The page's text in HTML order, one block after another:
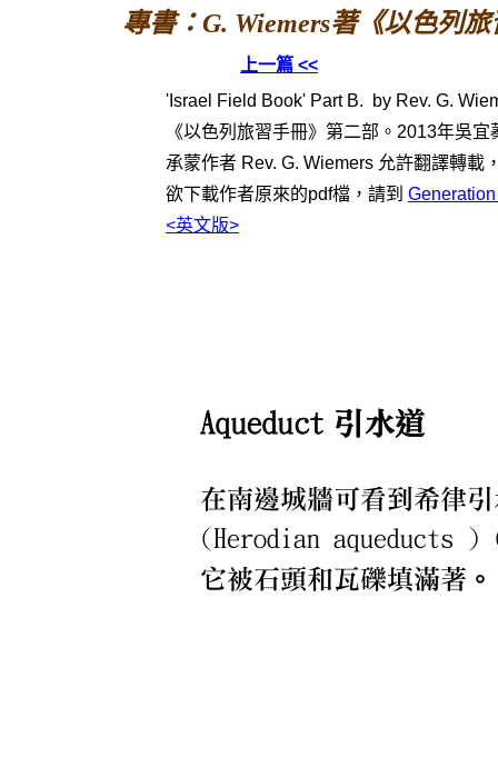
專書：G. Wiemers著《以色列
上一篇 <<
'Israel Field Book' Part B. by Rev. G.
《以色列旅習手冊》第二部。 2013年吳宜
承蒙作者 Rev. G. Wiemers 允許翻譯轉載
欲下載作者原來的pdf檔，請到
<英文版>